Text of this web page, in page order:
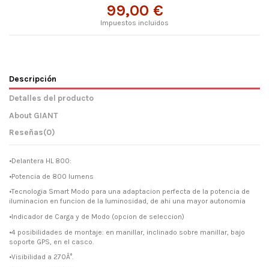
99,00 €
Impuestos incluidos
Descripción
Detalles del producto
About GIANT
Reseñas(0)
•Delantera HL 800:
•Potencia de 800 lumens
•Tecnologia Smart Modo para una adaptacion perfecta de la potencia de
iluminacion en funcion de la luminosidad, de ahi una mayor autonomia
•Indicador de Carga y de Modo (opcion de seleccion)
•4 posibilidades de montaje: en manillar, inclinado sobre manillar, bajo
soporte GPS, en el casco.
•Visibilidad a 270Â°.